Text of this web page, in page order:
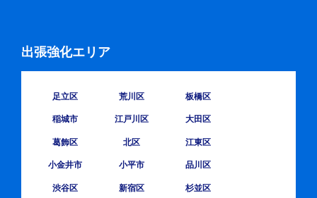
出張強化エリア
足立区 荒川区 板橋区
稲城市 江戸川区 大田区
葛飾区 北区 江東区
小金井市 小平市 品川区
渋谷区 新宿区 杉並区